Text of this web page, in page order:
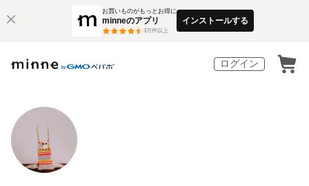
お買いものがもっとお得に
minneのアプリ
3万件以上
インストールする
ログイン